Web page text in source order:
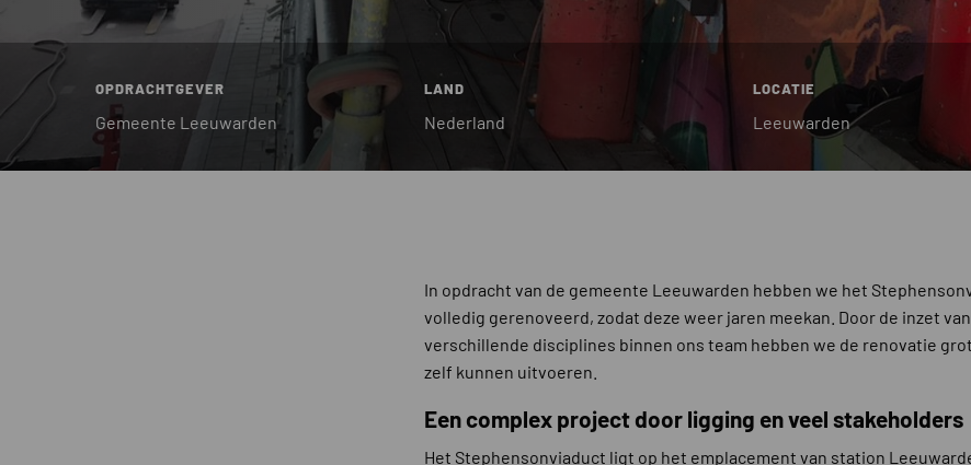
OPDRACHTGEVER
Gemeente Leeuwarden
LAND
Nederland
LOCATIE
Leeuwarden
In opdracht van de gemeente Leeuwarden hebben we het
volledig gerenoveerd, zodat deze weer jaren meekan. Door de inzet van
verschillende disciplines binnen ons team hebben we de renovatie
zelf kunnen uitvoeren.
Een complex project door ligging en veel stakeholders
Het Stephensonviaduct ligt op het emplacement van station